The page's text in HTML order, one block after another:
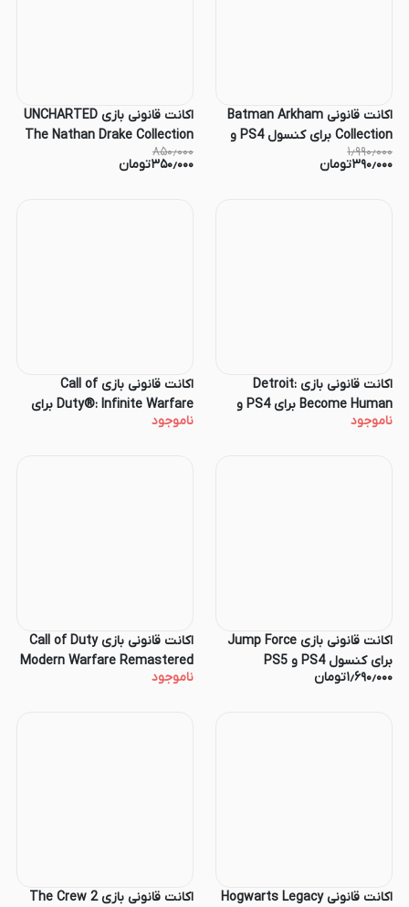
اکانت قانونی Batman Arkham
Collection‏ برای کنسول PS4 و
PS5
۱٫۹۹۰٫۰۰۰
۳۹۰٫۰۰۰تومان
اکانت قانونی بازی UNCHARTED
The Nathan Drake Collection
برای کنسول PS4 و PS5
۸۵۰٫۰۰۰
۳۵۰٫۰۰۰تومان
اکانت قانونی بازی Detroit:
Become Human برای PS4 و
PS5
ناموجود
اکانت قانونی بازی Call of
Duty®: Infinite Warfare برای
PS4 و PS5
ناموجود
اکانت قانونی بازی Jump Force
برای کنسول PS4 و PS5
۱٫۶۹۰٫۰۰۰تومان
اکانت قانونی بازی Call of Duty
Modern Warfare Remastered
برای کنسول PS4 و PS5
ناموجود
اکانت قانونی Hogwarts Legacy
اکانت قانونی بازی The Crew 2